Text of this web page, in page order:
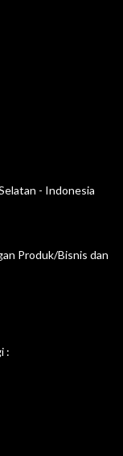
- Indonesia
Produk/Bisnis dan
: